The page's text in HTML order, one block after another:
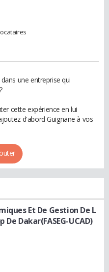
une entreprise qui
cette expérience en lui
d'abord Guignane à vos
Et De Gestion De L
Dakar(FASEG-UCAD)